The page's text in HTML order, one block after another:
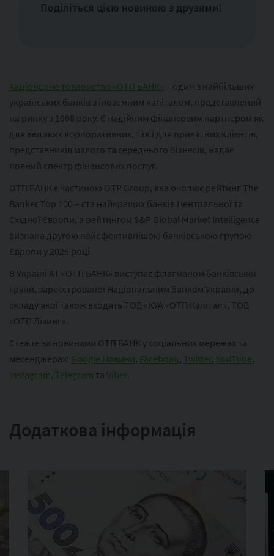
Поділіться цією новиною з друзями!
Акціонерне товариство «ОТП БАНК» – один з найбільших
українських банків з іноземним капіталом, представлений
на ринку з 1998 року. Є надійним фінансовим партнером як
для великих корпоративних, так і для приватних клієнтів,
представників малого та середнього бізнесів, надає
повний спектр фінансових послуг.
ОТП БАНК є частиною ОТР Group, яка очолює рейтинг The
Banker Top 100 – ста найкращих банків Центральної та
Східної Європи, а рейтингом S&P Global Market Intelligence
визнана другою найефективнішою банківською групою
Європи у 2025 році.
В Україні АТ «ОТП БАНК» виступає флагманом банківської
групи, зареєстрованої Національним банком України, до
складу якої також входять ТОВ «КУА «ОТП Капітал», ТОВ
«ОТП Лізинг».
Стежте за новинами ОТП БАНК у соціальних мережах та
месенджерах: Google Новини, Facebook, Twitter, YouTube,
Instagram, Telegram та Viber
Додаткова інформація